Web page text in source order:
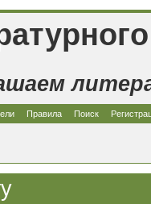
Правила Поиск